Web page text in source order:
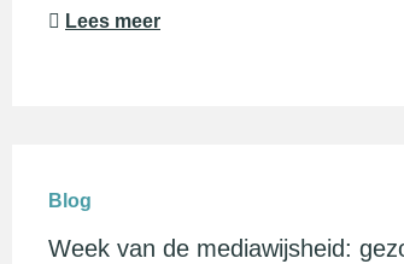
Lees meer
Blog
Week van de mediawijsheid: